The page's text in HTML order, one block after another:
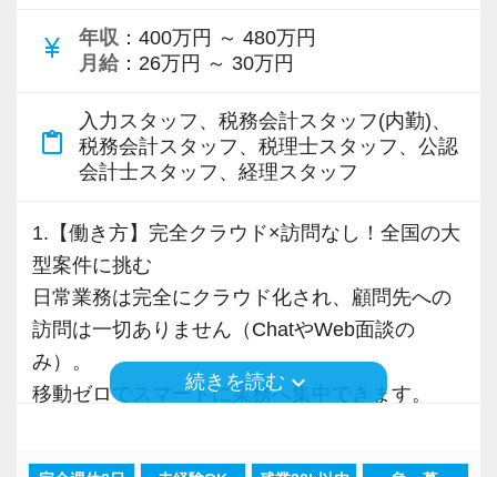
きます。
社内には税理士試験に挑戦している職員が多数
在籍しており、仕事と勉強を両立しながら安心
して資格取得を目指せる環境づくりに力を入れ
ています。
【採用担当者からのメッセージ】
当事務所は最新システムを導入していますが、
一番大切にしているのは「働くメンバーの居心
地の良さ」です。
アナログな作業に追われない分、仲間をサポー
トする時間を全員が大切にしています。
いメンバーがあなたを温かく迎えます。
currency_yen 年収 ：400万円 ～ 480万円
月給 ：26万円 ～ 30万円
content_paste
入力スタッフ、税務会計スタッフ(内勤)、
税務会計スタッフ、税理士スタッフ、公認
会計士スタッフ、経理スタッフ
1.【働き方】完全クラウド×訪問なし！全国の大
型案件に挑む
日常業務は完全にクラウド化され、顧問先への
訪問は一切ありません（ChatやWeb面談の
み）。
移動ゼロでスマートに業務へ集中できます。
のDX環境で市場価値を高めたい方に最適な環境
続きを読む keyboard_arrow_down